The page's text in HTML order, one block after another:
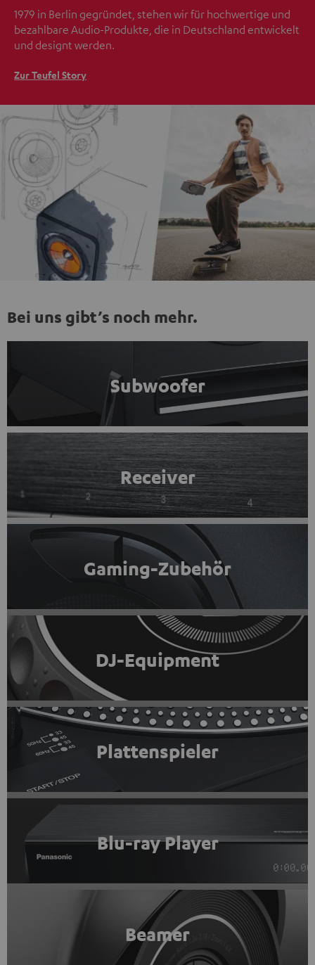
1979 in Berlin gegründet, stehen wir für hochwertige und
bezahlbare Audio-Produkte, die in Deutschland entwickelt
und designt werden.
Zur Teufel Story
Bei uns gibt’s noch mehr.
Subwoofer
Receiver
Gaming-Zubehör
DJ-Equipment
Plattenspieler
Blu-ray Player
Beamer